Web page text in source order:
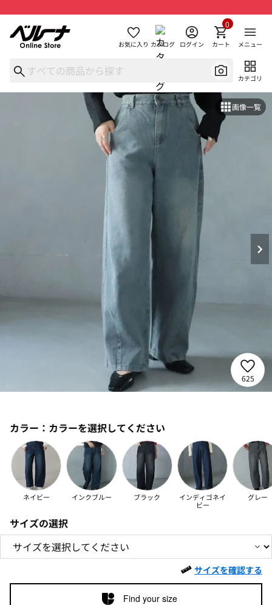
お気に入り カタログ ログイン カート
0
メニュー
カテゴリ
画像一覧
625
カラー： カラーを選択してください
ネイビー インクブルー ブラック
インディゴネイ
ビー
グレー
サイズの選択
サイズを確認する
Find your size